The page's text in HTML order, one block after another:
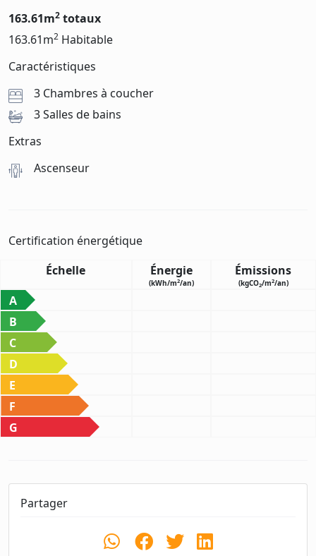
163.61m2 totaux
163.61m2 Habitable
Caractéristiques
3 Chambres à coucher
3 Salles de bains
Extras
Ascenseur
Certification énergétique
Échelle
Énergie
(kWh/m2/an)
Émissions
(kgCO2/m2/an)
A
B
C
D
E
F
G
Partager